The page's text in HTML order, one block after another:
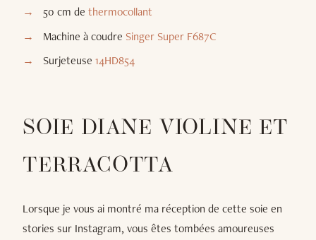
50 cm de thermocollant
Machine à coudre Singer Super F687C
Surjeteuse 14HD854
SOIE DIANE VIOLINE ET
TERRACOTTA
Lorsque je vous ai montré ma réception de cette soie en
stories sur Instagram, vous êtes tombées amoureuses